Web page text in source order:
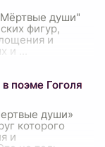
души"
фигур,
и
и
поэме Гоголя
души»
которого
и